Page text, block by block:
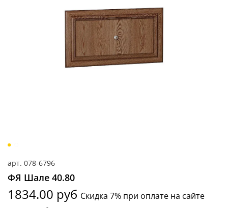
арт. 078-6796
ФЯ Шале 40.80
1834.00 руб Скидка 7% при оплате на сайте